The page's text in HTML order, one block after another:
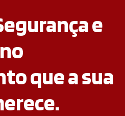
e
que a sua